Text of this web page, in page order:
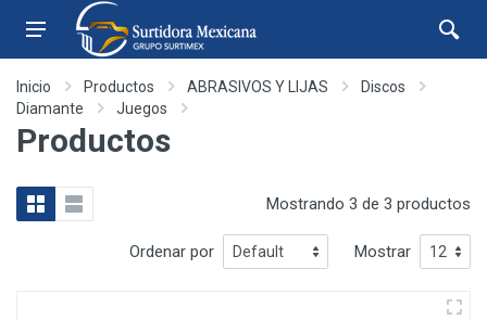
Inicio Productos ABRASIVOS Y LIJAS
Discos
Diamante
Juegos
Productos
Mostrando 3 de 3 productos
Ordenar por Mostrar